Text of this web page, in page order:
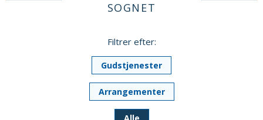
SOGNET
Filtrer efter:
Gudstjenester
Arrangementer